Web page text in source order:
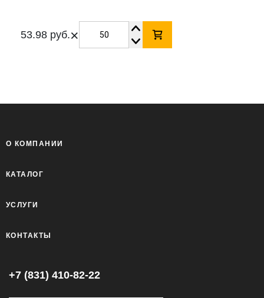
53.98 руб.×
О КОМПАНИИ
КАТАЛОГ
УСЛУГИ
КОНТАКТЫ
+7 (831) 410-82-22